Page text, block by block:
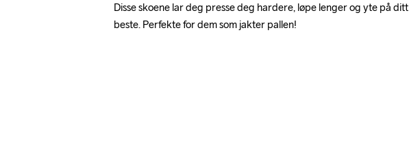
Disse skoene lar deg presse deg hardere, løpe lenger og yte på ditt
beste. Perfekte for dem som jakter pallen!